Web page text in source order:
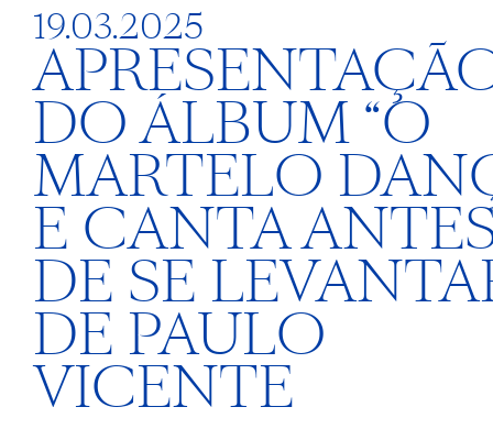
19.03.2025
DO ÁLBUM “O
MARTELO
E CANTA
DE SE
DE PAULO
VICENTE